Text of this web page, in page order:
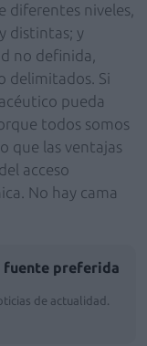
diferentes niveles,
distintas; y
no definida,
delimitados. Si
pueda
todos somos
que las ventajas
acceso
No hay cama
fuente preferida
de actualidad.